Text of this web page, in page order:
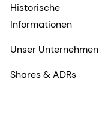
Historische
Informationen
Unser Unternehmen
Shares & ADRs